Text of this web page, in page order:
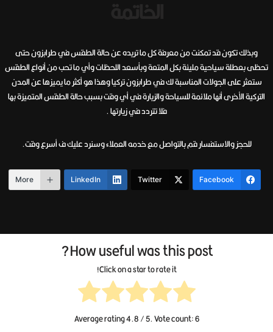
وبذلك تكون قد تمكنت من معرفة كل ما تريده عن حالة الطقس في طرابزون حتى
تحظى بعطلة سياحية مليئة بكل المتعة وبأسعد اللحظات وأي ما تحب من أنواع الطقس
ستعثر على الجولات المناسبة لك في طرابزون تركيا وهذا هو أكثر ما يميزها عن المدن
التركية الأخرى أنها ملائمة للسياحة والزيارة في أي وقت بسبب حالة الطقس المتميزة بها
فلا تتردد في زيارتها .
للحجز والاستفسار قم بالتواصل مع خدمه العملاء وسنرد عليك ف أسرع وقت.
Facebook
Twitter
LinkedIn
More
How useful was this post?
Click on a star to rate it!
Average rating4.8/ 5. Vote count:6